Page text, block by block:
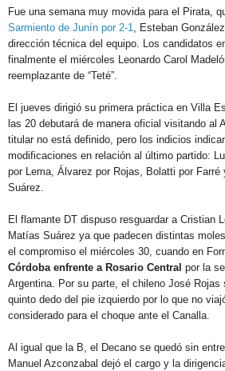
Fue una semana muy movida para el Pirata,
Sarmiento de Junín por 2-1, Esteban
dirección técnica del equipo. Los candidatos
finalmente el miércoles Leonardo Carol
reemplazante de “Teté”.
El jueves dirigió su primera práctica en Villa
las 20 debutará de manera oficial visitando al
titular no está definido, pero los indicios
modificaciones en relación al último partido:
por Lema, Álvarez por Rojas, Bolatti por Farré
Suárez.
El flamante DT dispuso resguardar a Cristian
Matías Suárez ya que padecen distintas
el compromiso el miércoles 30, cuando en
Córdoba enfrente a Rosario Central por la
Argentina. Por su parte, el chileno José Rojas
quinto dedo del pie izquierdo por lo que no
considerado para el choque ante el Canalla.
Al igual que la B, el Decano se quedó sin
Manuel Azconzabal dejó el cargo y la